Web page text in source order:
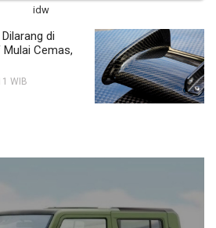
idw
di
Cemas,
WIB